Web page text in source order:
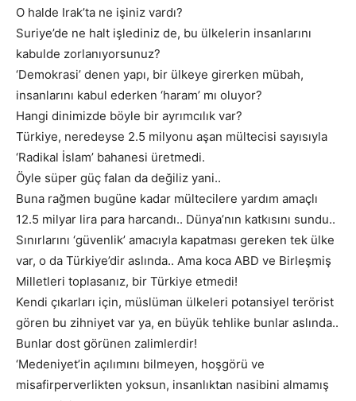
O halde Irak’ta ne işiniz vardı?
Suriye’de ne halt işlediniz de, bu ülkelerin insanlarını
kabulde zorlanıyorsunuz?
‘Demokrasi’ denen yapı, bir ülkeye girerken mübah,
insanlarını kabul ederken ‘haram’ mı oluyor?
Hangi dinimizde böyle bir ayrımcılık var?
Türkiye, neredeyse 2.5 milyonu aşan mültecisi sayısıyla
‘Radikal İslam’ bahanesi üretmedi.
Öyle süper güç falan da değiliz yani..
Buna rağmen bugüne kadar mültecilere yardım amaçlı
12.5 milyar lira para harcandı.. Dünya’nın katkısını sundu..
Sınırlarını ‘güvenlik’ amacıyla kapatması gereken tek ülke
var, o da Türkiye’dir aslında.. Ama koca ABD ve Birleşmiş
Milletleri toplasanız, bir Türkiye etmedi!
Kendi çıkarları için, müslüman ülkeleri potansiyel terörist
gören bu zihniyet var ya, en büyük tehlike bunlar aslında..
Bunlar dost görünen zalimlerdir!
‘Medeniyet’in açılımını bilmeyen, hoşgörü ve
misafirperverlikten yoksun, insanlıktan nasibini almamış